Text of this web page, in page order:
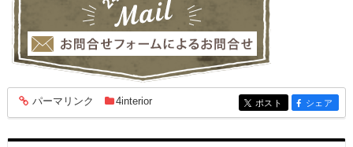
entry1859
パーマリンク 4interior entry1859
ポスト entry1859
シェア